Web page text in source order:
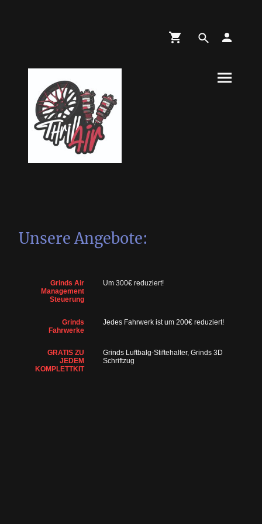
Unsere Angebote:
Grinds Air
Management
Steuerung
Um 300€ reduziert!
Grinds
Fahrwerke
Jedes Fahrwerk ist um 200€ reduziert!
GRATIS ZU
JEDEM
KOMPLETTKIT
Grinds Luftbalg-Stiftehalter, Grinds 3D
Schriftzug